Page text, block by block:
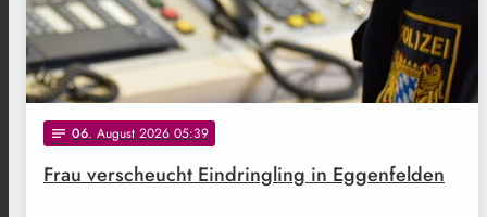
notes 06. August 2026 05:39
Frau verscheucht Eindringling in Eggenfelden